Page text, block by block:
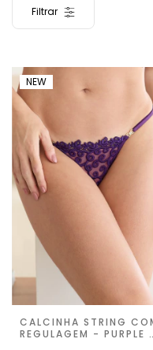
Filtrar
NEW
CALCINHA STRING
REGULAGEM - PURPLE